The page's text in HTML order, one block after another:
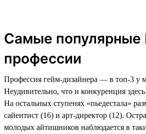
Самые популярные
профессии
Профессия гейм-дизайнера — в топ-3 у
Неудивительно, что и конкуренция
На остальных ступенях «пьедестала»
сайентист (16) и арт-директор (12).
молодых айтишников наблюдается в